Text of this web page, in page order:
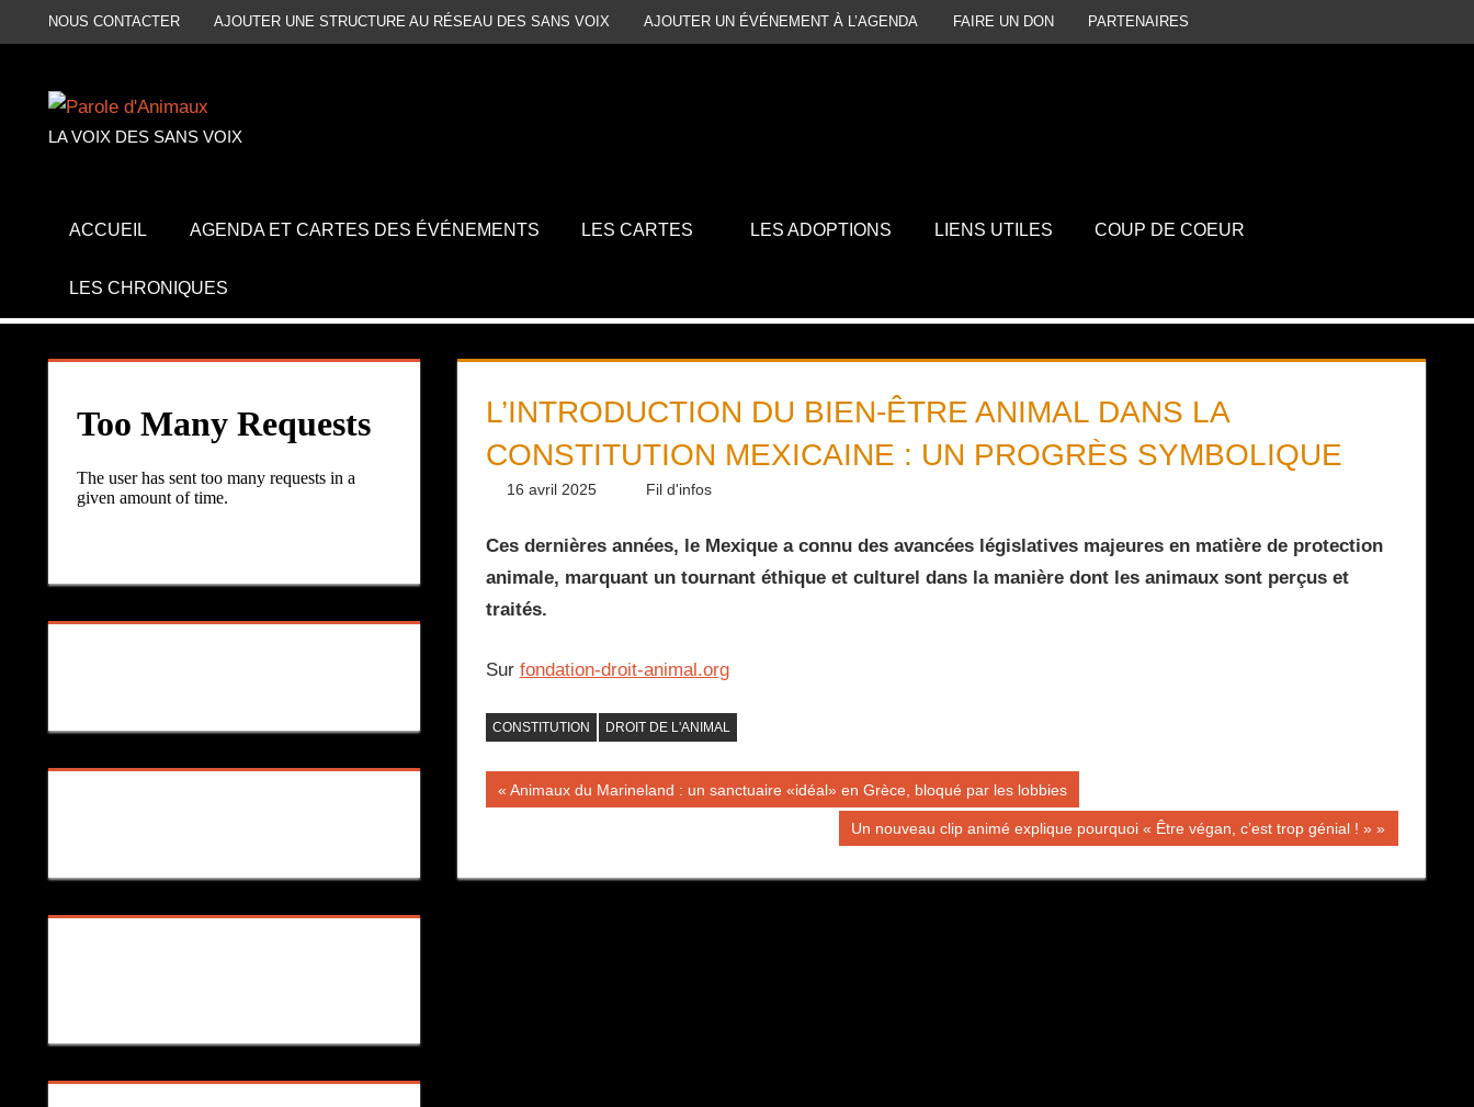
au
NOUS CONTACTER AJOUTER UNE STRUCTURE AU RÉSEAU DES SANS VOIX AJOUTER UN ÉVÉNEMENT À L’AGENDA FAIRE UN DON PARTENAIRES
LA VOIX DES SANS VOIX
ACCUEIL AGENDA ET CARTES DES ÉVÉNEMENTS LES CARTES LES ADOPTIONS LIENS UTILES COUP DE COEUR
LES CHRONIQUES
L’INTRODUCTION DU BIEN-ÊTRE ANIMAL DANS LA
CONSTITUTION MEXICAINE : UN PROGRÈS SYMBOLIQUE
16 avril 2025 Daniel
Fil d'infos
Ces dernières années, le Mexique a connu des avancées législatives majeures en matière de protection
animale, marquant un tournant éthique et culturel dans la manière dont les animaux sont perçus et
traités.
Sur fondation-droit-animal.org
CONSTITUTION DROIT DE L'ANIMAL
Navigation
l’article
Publication
Animaux du Marineland : un sanctuaire «idéal» en Grèce, bloqué par les lobbies
Publication
Un nouveau clip animé explique pourquoi « Être végan, c’est trop génial ! »